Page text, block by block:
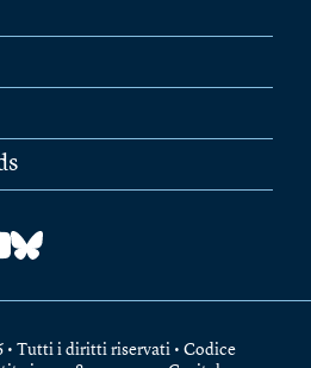
• Tutti i diritti riservati • Codice